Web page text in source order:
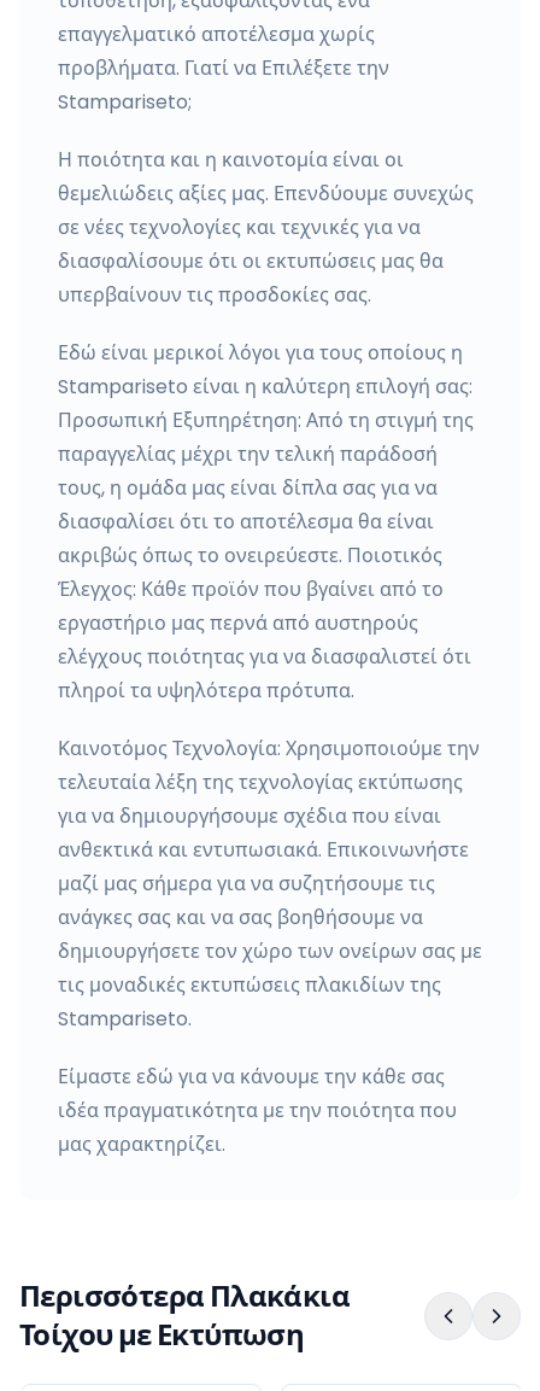
επαγγελματικό αποτέλεσμα χωρίς
προβλήματα. Γιατί να Επιλέξετε την
Stampariseto;
Η ποιότητα και η καινοτομία είναι οι
θεμελιώδεις αξίες μας. Επενδύουμε συνεχώς
σε νέες τεχνολογίες και τεχνικές για να
διασφαλίσουμε ότι οι εκτυπώσεις μας θα
υπερβαίνουν τις προσδοκίες σας.
Εδώ είναι μερικοί λόγοι για τους οποίους η
Stampariseto είναι η καλύτερη επιλογή σας:
Προσωπική Εξυπηρέτηση: Από τη στιγμή της
παραγγελίας μέχρι την τελική παράδοσή
τους, η ομάδα μας είναι δίπλα σας για να
διασφαλίσει ότι το αποτέλεσμα θα είναι
ακριβώς όπως το ονειρεύεστε. Ποιοτικός
Έλεγχος: Κάθε προϊόν που βγαίνει από το
εργαστήριο μας περνά από αυστηρούς
ελέγχους ποιότητας για να διασφαλιστεί ότι
πληροί τα υψηλότερα πρότυπα.
Καινοτόμος Τεχνολογία: Χρησιμοποιούμε την
τελευταία λέξη της τεχνολογίας εκτύπωσης
για να δημιουργήσουμε σχέδια που είναι
ανθεκτικά και εντυπωσιακά. Επικοινωνήστε
μαζί μας σήμερα για να συζητήσουμε τις
ανάγκες σας και να σας βοηθήσουμε να
δημιουργήσετε τον χώρο των ονείρων σας με
τις μοναδικές εκτυπώσεις πλακιδίων της
Stampariseto.
Είμαστε εδώ για να κάνουμε την κάθε σας
ιδέα πραγματικότητα με την ποιότητα που
μας χαρακτηρίζει.
Περισσότερα Πλακάκια
Τοίχου με Εκτύπωση